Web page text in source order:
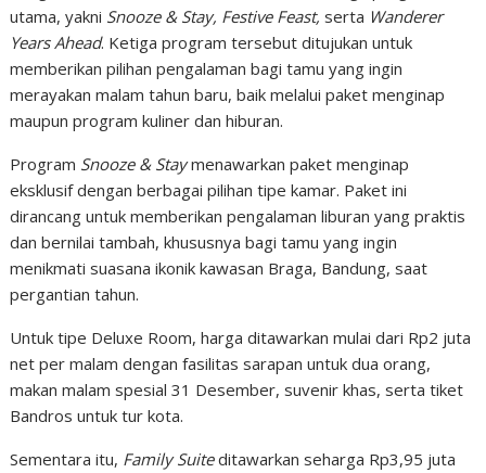
utama, yakni Snooze & Stay, Festive Feast, serta Wanderer
Years Ahead. Ketiga program tersebut ditujukan untuk
memberikan pilihan pengalaman bagi tamu yang ingin
merayakan malam tahun baru, baik melalui paket menginap
maupun program kuliner dan hiburan.
Program Snooze & Staymenawarkan paket menginap
eksklusif dengan berbagai pilihan tipe kamar. Paket ini
dirancang untuk memberikan pengalaman liburan yang praktis
dan bernilai tambah, khususnya bagi tamu yang ingin
menikmati suasana ikonik kawasan Braga, Bandung, saat
pergantian tahun.
Untuk tipe Deluxe Room, harga ditawarkan mulai dari Rp2 juta
net per malam dengan fasilitas sarapan untuk dua orang,
makan malam spesial 31 Desember, suvenir khas, serta tiket
Bandros untuk tur kota.
Sementara itu, Family Suiteditawarkan seharga Rp3,95 juta